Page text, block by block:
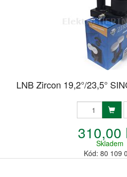
LNB Zircon 19,2°/23,5°
310,00
Skladem
Kód: 80 109